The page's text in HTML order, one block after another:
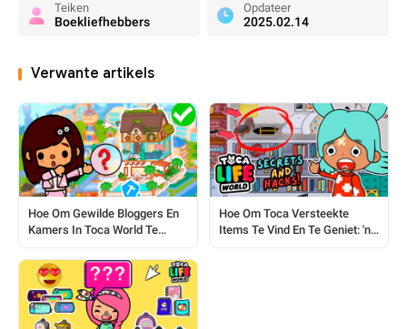
Teiken
Boekliefhebbers
Opdateer
2025.02.14
Verwante artikels
Hoe Om Gewilde Bloggers En
Kamers In Toca World Te
Hoe Om Toca Versteekte
Items Te Vind En Te Geniet: 'n